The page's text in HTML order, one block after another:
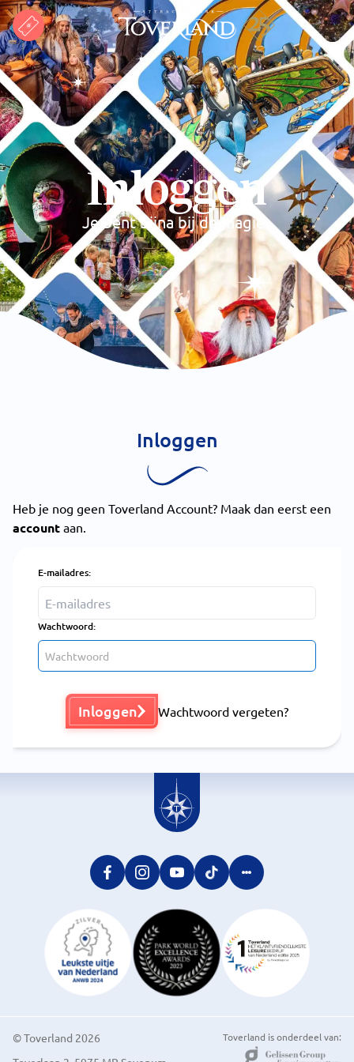
Inloggen
Je bent bijna bij de magie..
Inloggen
Heb je nog geen Toverland Account? Maak dan eerst een
account aan.
E-mailadres:
Wachtwoord:
Inloggen Wachtwoord vergeten?
© Toverland 2026
Toverland is onderdeel van: